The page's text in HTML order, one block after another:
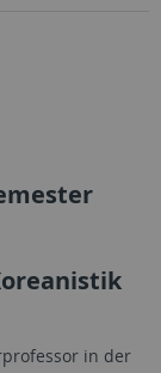
in der